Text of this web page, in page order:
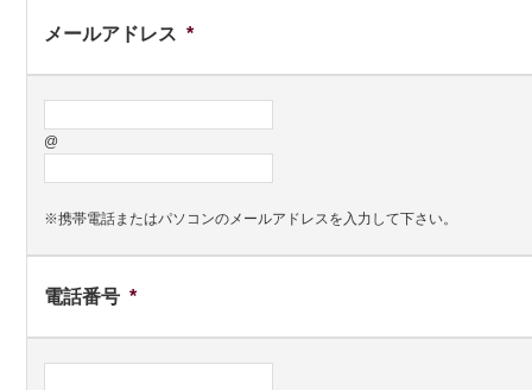
メールアドレス *
@
※携帯電話またはパソコンのメールアドレスを入力して下さい。
電話番号 *